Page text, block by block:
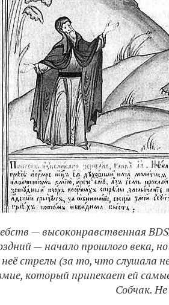
— высоконравственная
— начало прошлого века,
неё стрелы (за то, что слушала
который припекает ей
Собчак.